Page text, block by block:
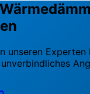
unseren